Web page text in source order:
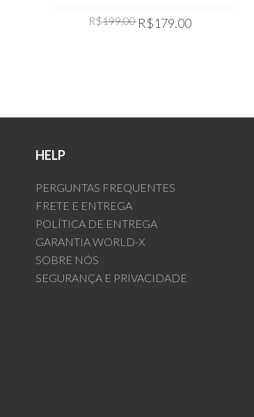
R$199.00 Original
R$179.00
HELP
PERGUNTAS FREQUENTES
FRETE E ENTREGA
POLÍTICA DE ENTREGA
GARANTIA WORLD-X
SOBRE NÓS
SEGURANÇA E PRIVACIDADE